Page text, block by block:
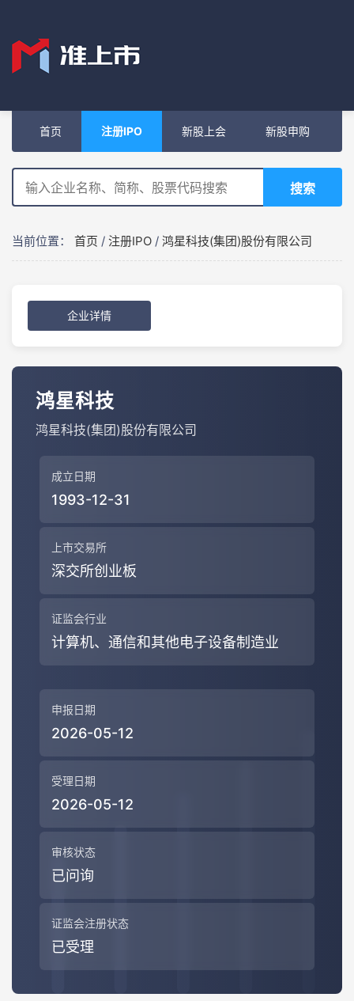
首页 注册IPO 新股上会 新股申购
搜索
当前位置： 首页 / 注册IPO / 鸿星科技(集团)股份有限公司
企业详情
鸿星科技
鸿星科技(集团)股份有限公司
成立日期
1993-12-31
上市交易所
深交所创业板
证监会行业
计算机、通信和其他电子设备制造业
申报日期
2026-05-12
受理日期
2026-05-12
审核状态
已问询
证监会注册状态
已受理